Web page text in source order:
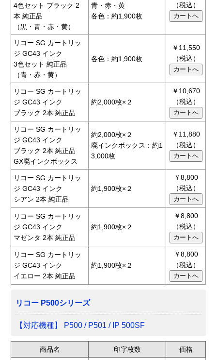
4色セット ブラック 2
本 純正品
（黒・青・赤・黄）
青・赤・黄
各色：約1,900枚
（税込）
リコー SG カートリッ
ジ GC43 インク
3色セット 純正品
（青・赤・黄）
各色：約1,900枚
￥11,550
（税込）
リコー SG カートリッ
ジ GC43 インク
ブラック 2本 純正品
約2,000枚×２
￥10,670
（税込）
リコー SG カートリッ
ジ GC43 インク
ブラック 2本 純正品
GX廃インクボックス
約2,000枚×２
廃インクボックス：約1
3,000枚
￥11,880
（税込）
リコー SG カートリッ
ジ GC43 インク
シアン 2本 純正品
約1,900枚×２
￥8,800
（税込）
リコー SG カートリッ
ジ GC43 インク
マゼンタ 2本 純正品
約1,900枚×２
￥8,800
（税込）
リコー SG カートリッ
ジ GC43 インク
イエロー 2本 純正品
約1,900枚×２
￥8,800
（税込）
リコー P500シリーズ
【対応機種】 P500 / P501 / IP 500SF
商品名 印字枚数 価格